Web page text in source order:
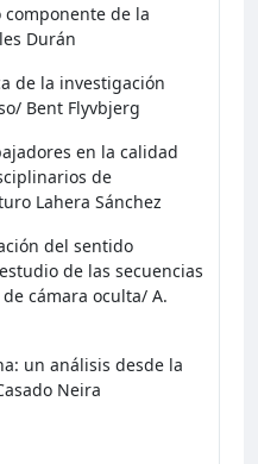
de la
Durán
de la investigación
Bent Flyvbjerg
en la calidad
de
Lahera Sánchez
del sentido
de las secuencias
cámara oculta/ A.
un análisis desde la
Neira